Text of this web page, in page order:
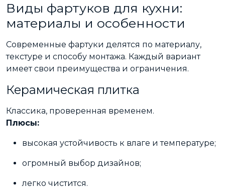
Виды фартуков для кухни:
материалы и особенности
Современные фартуки делятся по материалу,
текстуре и способу монтажа. Каждый вариант
имеет свои преимущества и ограничения.
Керамическая плитка
Классика, проверенная временем.
Плюсы:
высокая устойчивость к влаге и температуре;
огромный выбор дизайнов;
легко чистится.